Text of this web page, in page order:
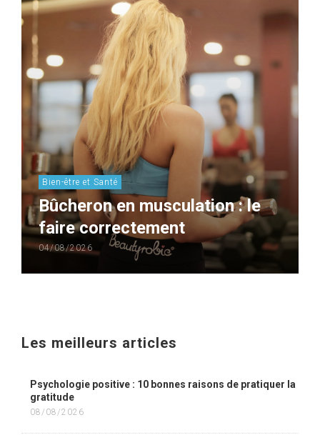
Bien-être et Santé
Bûcheron en musculation : le
faire correctement
04/08/2026
Les meilleurs articles
Psychologie positive : 10 bonnes raisons de pratiquer la
gratitude
08/08/2026